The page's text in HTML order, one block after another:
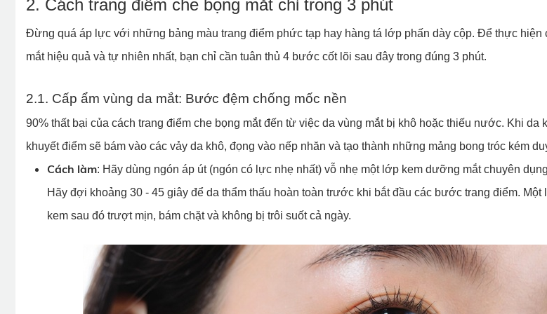
2. Cách trang điểm che bọng mắt chỉ trong 3 phút
Đừng quá áp lực với những bảng màu trang điểm phức tạp hay hàng tá lớp phấn dày cộp. Để thực hiện
mắt hiệu quả và tự nhiên nhất, bạn chỉ cần tuân thủ 4 bước cốt lõi sau đây trong đúng 3 phút.
2.1. Cấp ẩm vùng da mắt: Bước đệm chống mốc nền
90% thất bại của cách trang điểm che bọng mắt đến từ việc da vùng mắt bị khô hoặc thiếu nước. Khi da
khuyết điểm sẽ bám vào các vảy da khô, đọng vào nếp nhăn và tạo thành những mảng bong tróc kém
Cách làm: Hãy dùng ngón áp út (ngón có lực nhẹ nhất) vỗ nhẹ một lớp kem dưỡng mắt chuyên
Hãy đợi khoảng 30 - 45 giây để da thẩm thấu hoàn toàn trước khi bắt đầu các bước trang điểm. Một
kem sau đó trượt mịn, bám chặt và không bị trôi suốt cả ngày.